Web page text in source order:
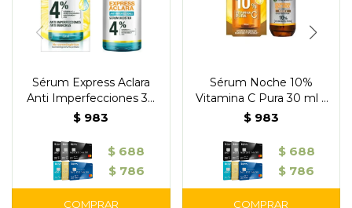
Sérum Express Aclara
Anti Imperfecciones 30
ml – Garnier
$ 983
$ 688
$ 786
Sérum Noche 10%
Vitamina C Pura 30 ml –
Garnier
$ 983
$ 688
$ 786